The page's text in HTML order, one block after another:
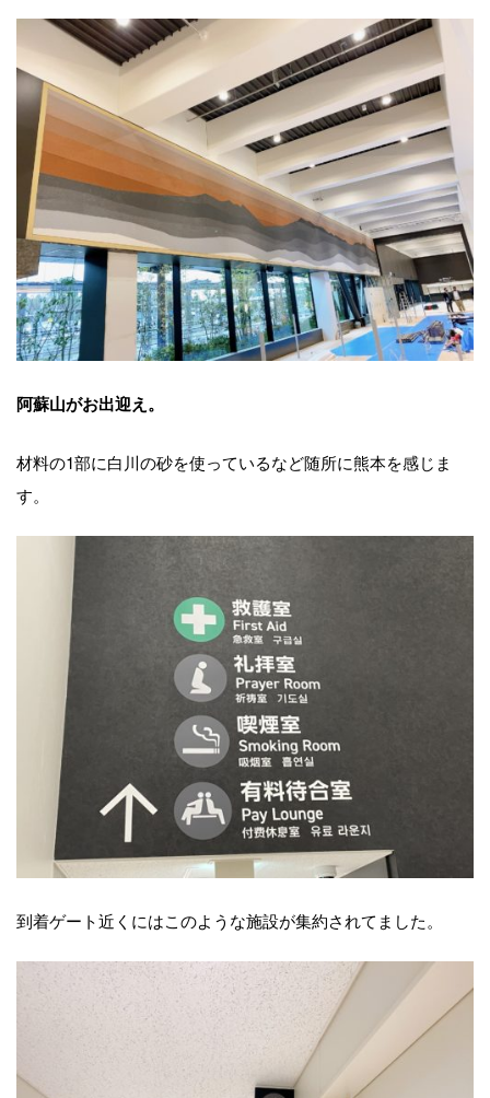
阿蘇山がお出迎え。
材料の1部に白川の砂を使っているなど随所に熊本を感じま
す。
到着ゲート近くにはこのような施設が集約されてました。